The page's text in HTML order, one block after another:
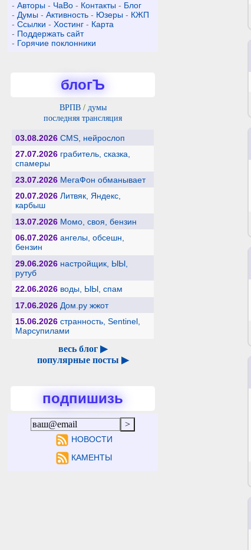
-Авторы - ЧаВо - Контакты - Блог
- Думы -Активность - Юзеры - КЖП
-Ссылки -Хостинг - Карта
- Поддержать сайт
- Горячие поклонники
блогЪ
ВРПВ/ думы
последняя трансляция
03.08.2026 CMS, нейрослоп
27.07.2026 грабитель, сказка,
спамеры
23.07.2026 МегаФон обманывает
20.07.2026 Литвяк, Яндекс,
карбыш
13.07.2026 Момо, своя, бензин
06.07.2026 ангелы, обсешн,
бензин
29.06.2026 настройщик, ЫЫ,
рутуб
22.06.2026 воды, ЫЫ, спам
17.06.2026 Дом.ру жжот
15.06.2026 странность, Sentinel,
Марсупилами
весь блог ▶
популярные посты ▶
подпишизь
НОВОСТИ
КАМЕНТЫ